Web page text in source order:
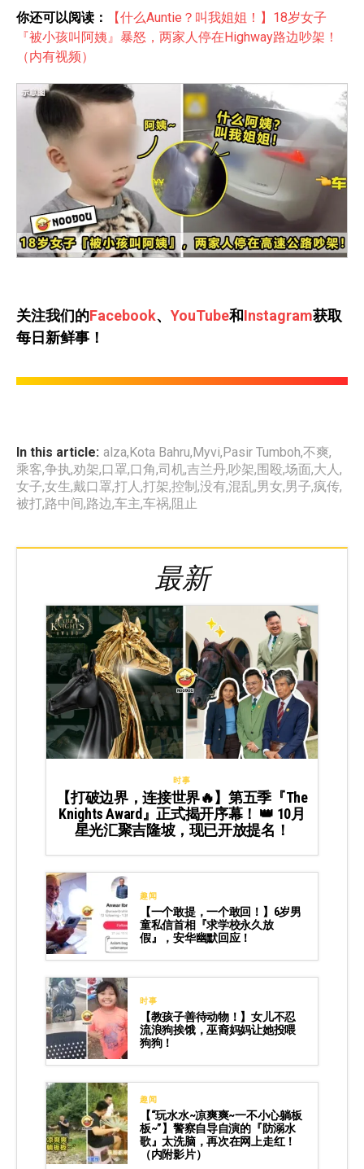
你还可以阅读：
【什么Auntie？叫我姐姐！】18岁女子
『被小孩叫阿姨』暴怒，两家人停在Highway路边吵架！
（内有视频）
关注我们的Facebook、 YouTube和Instagram获取
每日新鲜事！
In this article: alza, Kota Bahru, Myvi, Pasir Tumboh,不爽,
乘客,争执,劝架,口罩,口角,司机,吉兰丹,吵架,围殴,场面,大人,
女子,女生,戴口罩,打人,打架,控制 ,没有,混乱,男女,男子,疯传,
被打,路中间,路边,车主,车祸,阻止
最新
时事
【打破边界，连接世界🔥】第五季『The
Knights Award』正式揭开序幕！ 👑 10月
星光汇聚吉隆坡，现已开放提名！
趣闻
【一个敢提，一个敢回！】6岁男
童私信首相『求学校永久放
假』，安华幽默回应！
时事
【教孩子善待动物！】女儿不忍
流浪狗挨饿，巫裔妈妈让她投喂
狗狗！
趣闻
【“玩水水~凉爽爽~一不小心躺板
板~”】警察自导自演的『防溺水
歌』太洗脑，再次在网上走红！
（内附影片）